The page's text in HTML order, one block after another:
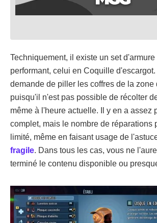
Techniquement, il existe un set
performant, celui en Coquille
demande de piller les coffres de la zone
puisqu'il n'est pas possible de récolter
même à l'heure actuelle. Il y en a assez
complet, mais le nombre de réparations
limité, même en faisant usage de
fragile. Dans tous les cas, vous ne
terminé le contenu disponible ou